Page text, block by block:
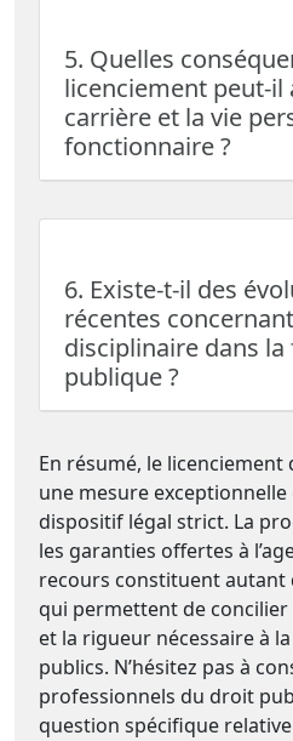
5. Quelles
licenciement peut-il
carrière et la vie
fonctionnaire ?
6. Existe-t-il des
récentes
disciplinaire dans
publique ?
En résumé, le
une mesure
dispositif légal strict. La
les garanties offertes à
recours constituent autant
qui permettent de concilier
et la rigueur nécessaire à
publics. N’hésitez pas à
professionnels du droit
question spécifique